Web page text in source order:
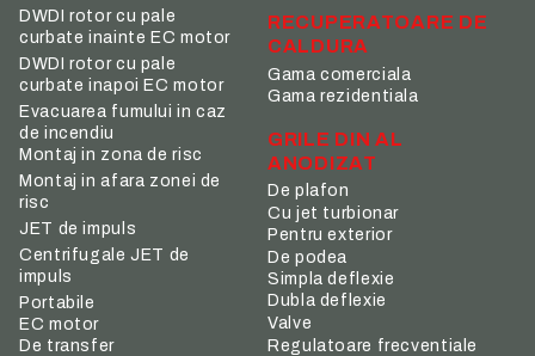
DWDI rotor cu pale
curbate inainte EC motor
DWDI rotor cu pale
curbate inapoi EC motor
Evacuarea fumului in caz
de incendiu
Montaj in zona de risc
Montaj in afara zonei de
risc
JET de impuls
Centrifugale JET de
impuls
Portabile
EC motor
RECUPERATOARE DE
CALDURA
Gama comerciala
Gama rezidentiala
GRILE DIN AL
ANODIZAT
De plafon
Cu jet turbionar
Pentru exterior
De podea
Simpla deflexie
Dubla deflexie
Valve
De transfer
Regulatoare frecventiale